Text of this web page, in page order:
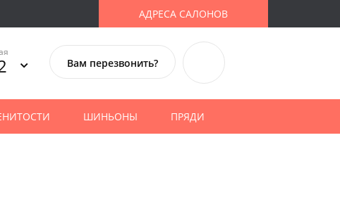
АДРЕСА САЛОНОВ
Вам перезвонить?
ШИНЬОНЫ ПРЯДИ